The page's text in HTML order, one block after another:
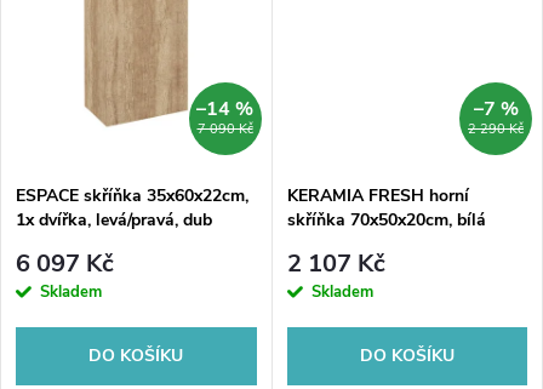
7 090 Kč
–14 %
ESPACE skříňka 35x60x22cm,
1x dvířka, levá/pravá, dub
6 097 Kč
Skladem
DO KOŠÍKU
2 290 Kč
–7 %
KERAMIA FRESH horní
skříňka 70x50x20cm, bílá
2 107 Kč
Skladem
DO KOŠÍKU